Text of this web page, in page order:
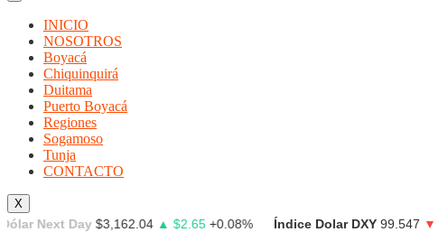
INICIO
NOSOTROS
Boyacá
Chiquinquirá
Duitama
Puerto Boyacá
Regiones
Sogamoso
Tunja
CONTACTO
X
Day $3,162.04 ▲ $2.65 +0.08% Índice Dolar DXY 99.547 ▼ -0.383